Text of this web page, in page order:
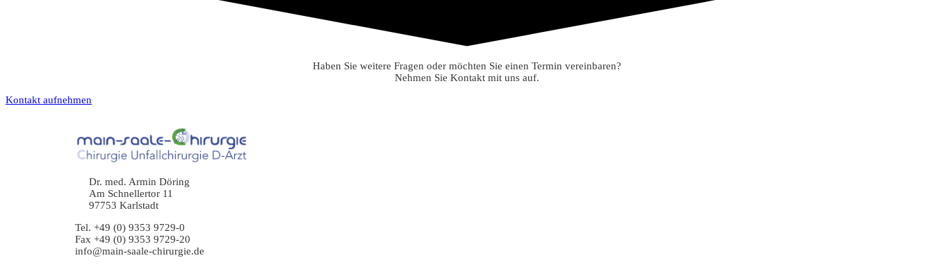
Haben Sie weitere Fragen oder möchten Sie einen Termin vereinbaren?
Nehmen Sie Kontakt mit uns auf.
Kontakt aufnehmen
Dr. med. Armin Döring
Am Schnellertor 11
97753 Karlstadt
Tel. +49 (0) 9353 9729-0
Fax +49 (0) 9353 9729-20
info@main-saale-chirurgie.de